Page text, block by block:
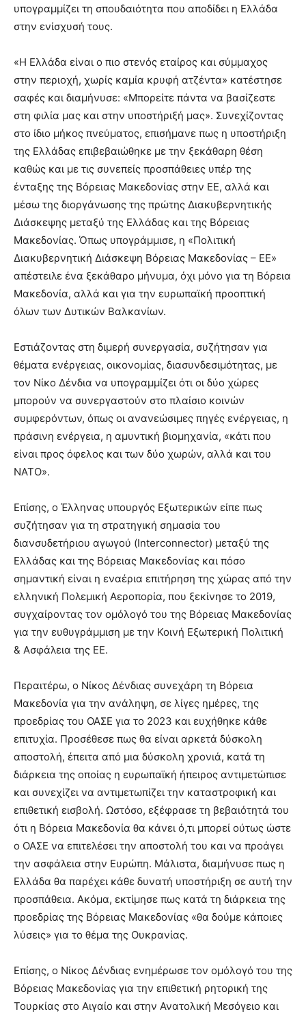
υπογραμμίζει τη σπουδαιότητα που αποδίδει η Ελλάδα
στην ενίσχυσή τους.
«Η Ελλάδα είναι ο πιο στενός εταίρος και σύμμαχος
στην περιοχή, χωρίς καμία κρυφή ατζέντα» κατέστησε
σαφές και διαμήνυσε: «Μπορείτε πάντα να βασίζεστε
στη φιλία μας και στην υποστήριξή μας». Συνεχίζοντας
στο ίδιο μήκος πνεύματος, επισήμανε πως η υποστήριξη
της Ελλάδας επιβεβαιώθηκε με την ξεκάθαρη θέση
καθώς και με τις συνεπείς προσπάθειες υπέρ της
ένταξης της Βόρειας Μακεδονίας στην ΕΕ, αλλά και
μέσω της διοργάνωσης της πρώτης Διακυβερνητικής
Διάσκεψης μεταξύ της Ελλάδας και της Βόρειας
Μακεδονίας. Όπως υπογράμμισε, η «Πολιτική
Διακυβερνητική Διάσκεψη Βόρειας Μακεδονίας – ΕΕ»
απέστειλε ένα ξεκάθαρο μήνυμα, όχι μόνο για τη Βόρεια
Μακεδονία, αλλά και για την ευρωπαϊκή προοπτική
όλων των Δυτικών Βαλκανίων.
Εστιάζοντας στη διμερή συνεργασία, συζήτησαν για
θέματα ενέργειας, οικονομίας, διασυνδεσιμότητας, με
τον Νίκο Δένδια να υπογραμμίζει ότι οι δύο χώρες
μπορούν να συνεργαστούν στο πλαίσιο κοινών
συμφερόντων, όπως οι ανανεώσιμες πηγές ενέργειας, η
πράσινη ενέργεια, η αμυντική βιομηχανία, «κάτι που
είναι προς όφελος και των δύο χωρών, αλλά και του
ΝΑΤΟ».
Επίσης, ο Έλληνας υπουργός Εξωτερικών είπε πως
συζήτησαν για τη στρατηγική σημασία του
διανσυδετήριου αγωγού (Interconnector) μεταξύ της
Ελλάδας και της Βόρειας Μακεδονίας και πόσο
σημαντική είναι η εναέρια επιτήρηση της χώρας από την
ελληνική Πολεμική Αεροπορία, που ξεκίνησε το 2019,
συγχαίροντας τον ομόλογό του της Βόρειας Μακεδονίας
για την ευθυγράμμιση με την Κοινή Εξωτερική Πολιτική
& Ασφάλεια της ΕΕ.
Περαιτέρω, ο Νίκος Δένδιας συνεχάρη τη Βόρεια
Μακεδονία για την ανάληψη, σε λίγες ημέρες, της
προεδρίας του ΟΑΣΕ για το 2023 και ευχήθηκε κάθε
επιτυχία. Προσέθεσε πως θα είναι αρκετά δύσκολη
αποστολή, έπειτα από μια δύσκολη χρονιά, κατά τη
διάρκεια της οποίας η ευρωπαϊκή ήπειρος αντιμετώπισε
και συνεχίζει να αντιμετωπίζει την καταστροφική και
επιθετική εισβολή. Ωστόσο, εξέφρασε τη βεβαιότητά του
ότι η Βόρεια Μακεδονία θα κάνει ό,τι μπορεί ούτως ώστε
ο ΟΑΣΕ να επιτελέσει την αποστολή του και να προάγει
την ασφάλεια στην Ευρώπη. Μάλιστα, διαμήνυσε πως η
Ελλάδα θα παρέχει κάθε δυνατή υποστήριξη σε αυτή την
προσπάθεια. Ακόμα, εκτίμησε πως κατά τη διάρκεια της
προεδρίας της Βόρειας Μακεδονίας «θα δούμε κάποιες
λύσεις» για το θέμα της Ουκρανίας.
Επίσης, ο Νίκος Δένδιας ενημέρωσε τον ομόλογό του της
Βόρειας Μακεδονίας για την επιθετική ρητορική της
Τουρκίας στο Αιγαίο και στην Ανατολική Μεσόγειο και